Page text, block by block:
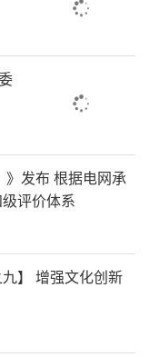
》发布 根据电网承
评价体系
】 增强文化创新